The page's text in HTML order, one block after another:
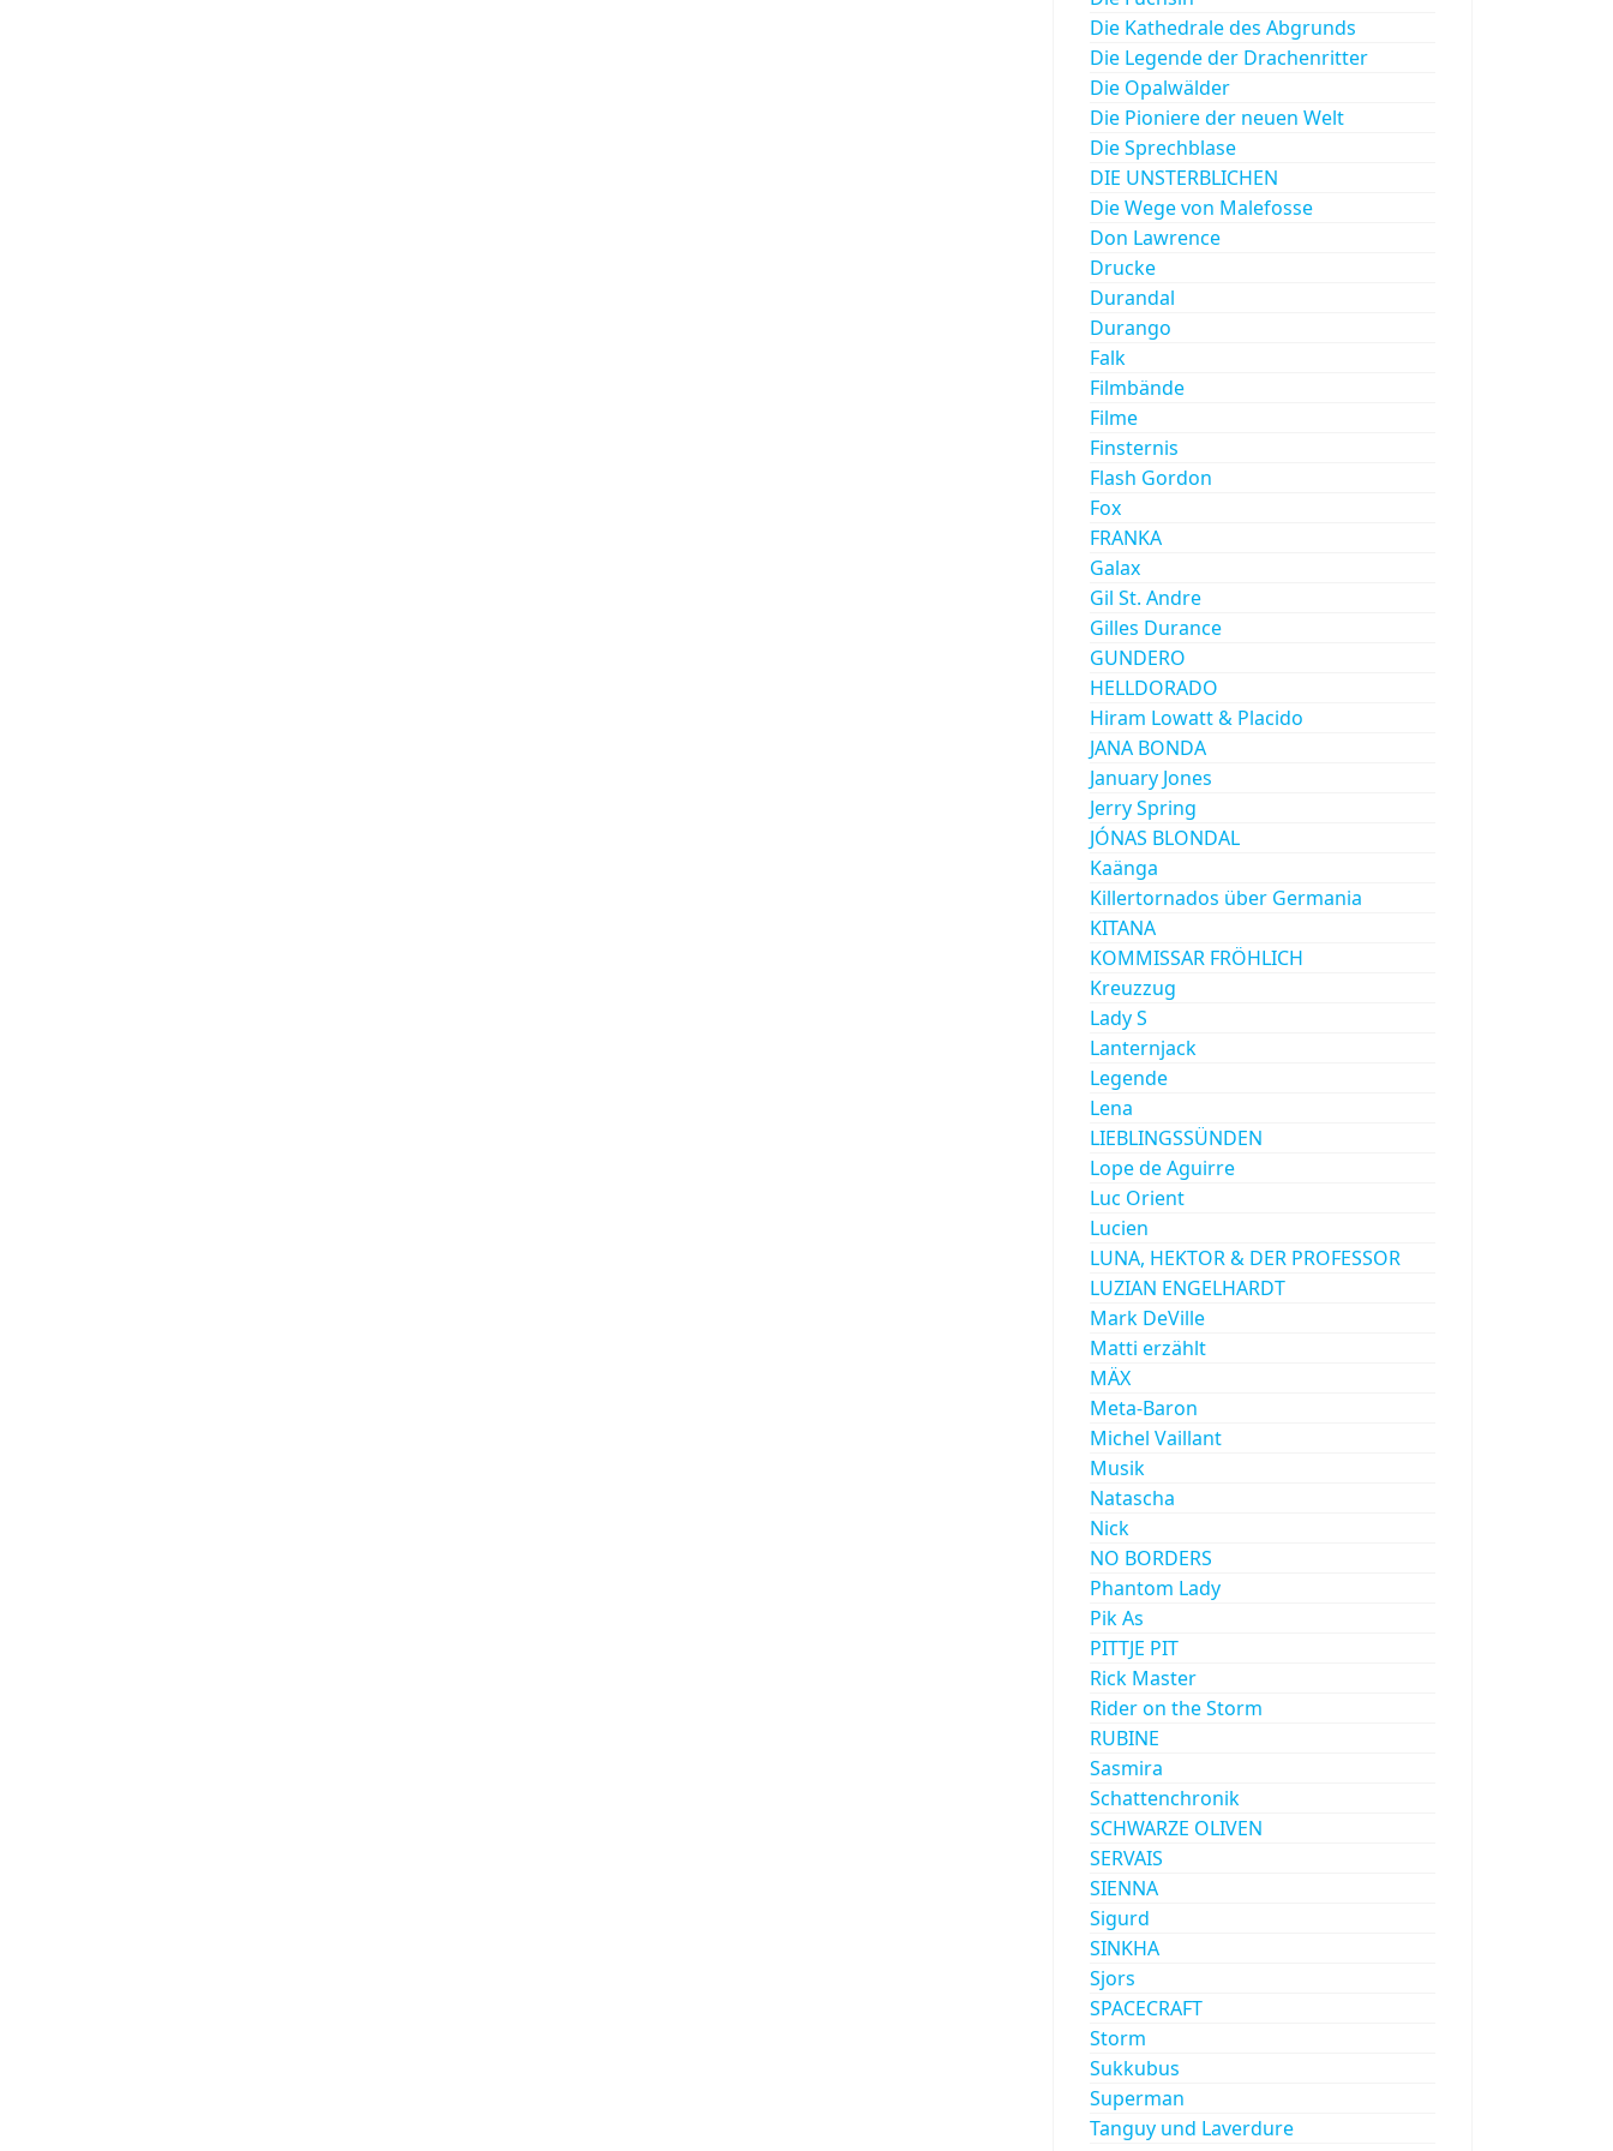
Die Kathedrale des Abgrunds
Die Legende der Drachenritter
Die Opalwälder
Die Pioniere der neuen Welt
Die Sprechblase
DIE UNSTERBLICHEN
Die Wege von Malefosse
Don Lawrence
Drucke
Durandal
Durango
Falk
Filmbände
Filme
Finsternis
Flash Gordon
Fox
FRANKA
Galax
Gil St. Andre
Gilles Durance
GUNDERO
HELLDORADO
Hiram Lowatt & Placido
JANA BONDA
January Jones
Jerry Spring
JÓNAS BLONDAL
Kaänga
Killertornados über Germania
KITANA
KOMMISSAR FRÖHLICH
Kreuzzug
Lady S
Lanternjack
Legende
Lena
LIEBLINGSSÜNDEN
Lope de Aguirre
Luc Orient
Lucien
LUNA, HEKTOR & DER PROFESSOR
LUZIAN ENGELHARDT
Mark DeVille
Matti erzählt
MÄX
Meta-Baron
Michel Vaillant
Musik
Natascha
Nick
NO BORDERS
Phantom Lady
Pik As
PITTJE PIT
Rick Master
Rider on the Storm
RUBINE
Sasmira
Schattenchronik
SCHWARZE OLIVEN
SERVAIS
SIENNA
Sigurd
SINKHA
Sjors
SPACECRAFT
Storm
Sukkubus
Superman
Tanguy und Laverdure